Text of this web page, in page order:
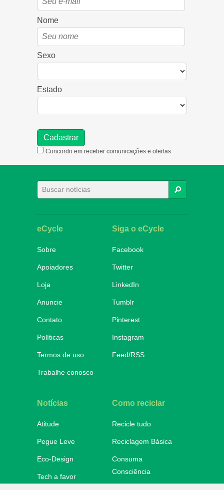
Nome
Sexo
Estado
Concordo em receber comunicações e ofertas
eCycle
Sobre
Apoiadores
Loja
Anuncie
Contato
Políticas
Termos de uso
Trabalhe conosco
Siga o eCycle
Facebook
Twitter
LinkedIn
Tumblr
Pinterest
Instagram
Feed/RSS
Notícias
Atitude
Pegue Leve
Eco-Design
Tech a favor
Como reciclar
Recicle tudo
Reciclagem Básica
Consuma
Consciência